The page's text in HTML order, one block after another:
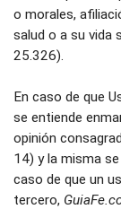
o morales,
salud o a su vida
25.326).
En caso de que
se entiende
opinión
14) y la misma
caso de que un
tercero,